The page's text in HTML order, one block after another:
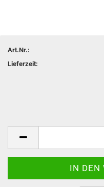
Art.Nr.:
Lieferzeit: